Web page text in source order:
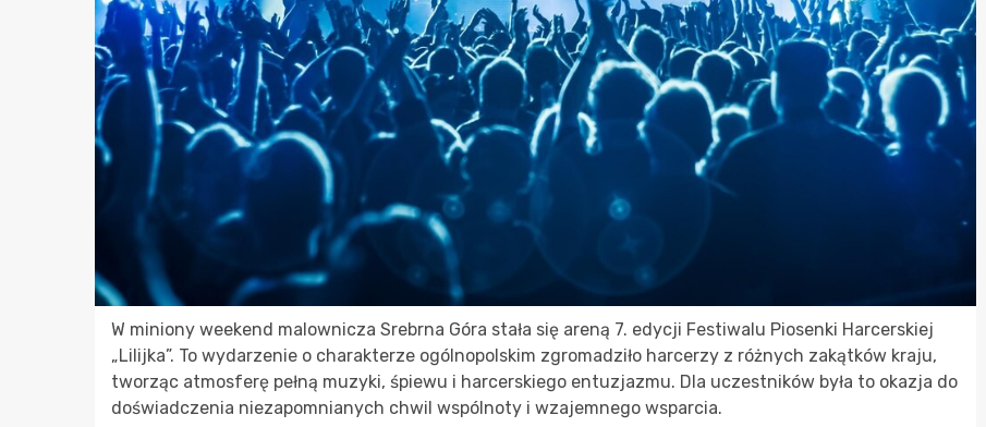
W miniony weekend malownicza Srebrna Góra stała się areną 7. edycji Festiwalu Piosenki Harcerskiej
„Lilijka”. To wydarzenie o charakterze ogólnopolskim zgromadziło harcerzy z różnych zakątków kraju,
tworząc atmosferę pełną muzyki, śpiewu i harcerskiego entuzjazmu. Dla uczestników była to okazja do
doświadczenia niezapomnianych chwil wspólnoty i wzajemnego wsparcia.